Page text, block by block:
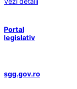
Portal
legislativ
sgg.gov.ro